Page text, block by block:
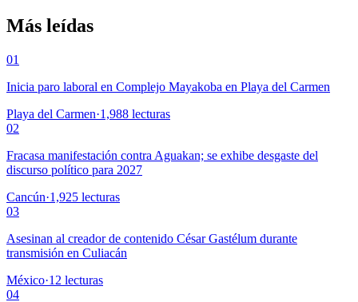
Más leídas
01
Inicia paro laboral en Complejo Mayakoba en Playa del Carmen
Playa del Carmen·1,988 lecturas
02
Fracasa manifestación contra Aguakan; se exhibe desgaste del
discurso político para 2027
Cancún·1,925 lecturas
03
Asesinan al creador de contenido César Gastélum durante
transmisión en Culiacán
México·12 lecturas
04